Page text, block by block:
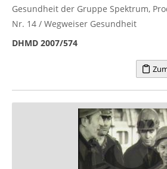
Gesundheit der Gruppe Spektrum,
Nr. 14 / Wegweiser Gesundheit
DHMD 2007/574